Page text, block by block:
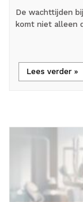
De wachttijden
komt niet alleen
Lees verder »